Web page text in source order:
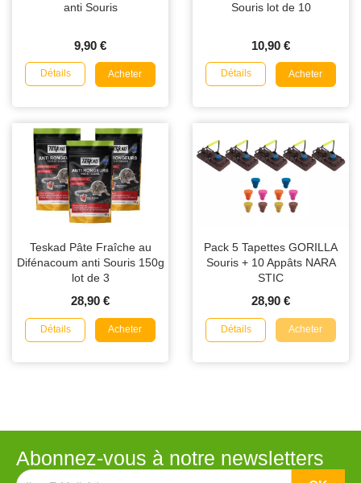
anti Souris
9,90 €
Détails Acheter
Souris lot de 10
10,90 €
Détails Acheter
Teskad Pâte Fraîche au
Difénacoum anti Souris 150g
lot de 3
28,90 €
Détails Acheter
Pack 5 Tapettes GORILLA
Souris + 10 Appâts NARA
STIC
28,90 €
Détails Acheter
Abonnez-vous à notre newsletters